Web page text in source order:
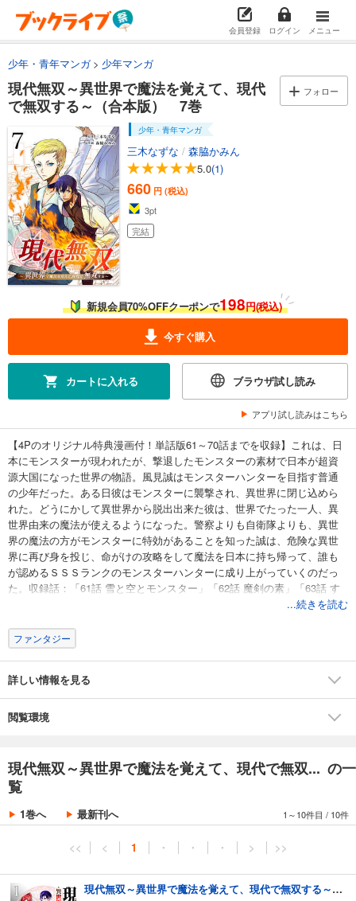
会員登録 ログイン メニュー
少年・青年マンガ 少年マンガ
現代無双～異世界で魔法を覚えて、現代
で無双する～（合本版） 7巻
フォロー
少年・青年マンガ
三木なずな / 森脇かみん
5.0(1)
660 円 (税込)
3pt
完結
新規会員70%OFFクーポンで198円(税込)
今すぐ購入
カートに入れる ブラウザ試し読み
アプリ試し読みはこちら
【4Pのオリジナル特典漫画付！単話版61～70話までを収録】これは、日
本にモンスターが現われたが、撃退したモンスターの素材で日本が超資
源大国になった世界の物語。風見誠はモンスターハンターを目指す普通
の少年だった。ある日彼はモンスターに襲撃され、異世界に閉じ込めら
れた。どうにかして異世界から脱出出来た彼は、世界でたった一人、異
世界由来の魔法が使えるようになった。警察よりも自衛隊よりも、異世
界の魔法の方がモンスターに特効があることを知った誠は、危険な異世
界に再び身を投じ、命がけの攻略をして魔法を日本に持ち帰って、誰も
が認めるＳＳＳランクのモンスターハンターに成り上がっていくのだっ
た。収録話：「61話 雪と空とモンスター」「62話 魔剣の素」「63話 す
ごい車」「64話 愛車のために」「65話 “自動”車」「66話 ベストコンディ
ンジョンの商人」「おまけ モノクロームの峠神」
...続きを読む
ファンタジー
詳しい情報を見る
閲覧環境
現代無双～異世界で魔法を覚えて、現代で無双... の一
覧
1巻へ 最新刊へ 1～10件目 / 10件
<< < 1 ・ ・ ・ > >>
現代無双～異世界で魔法を覚えて、現代で無双する～（合本版） 1巻